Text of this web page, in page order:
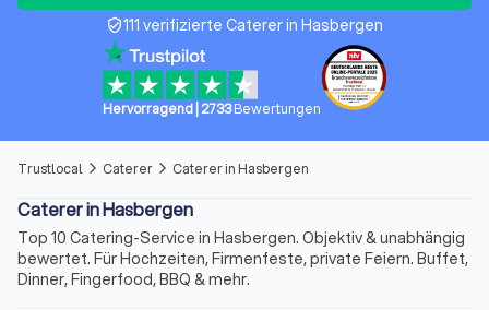
verified_user111 verifizierte Caterer in Hasbergen
Hervorragend| 2733 Bewertungen
Trustlocal arrow_forward_ios Caterer arrow_forward_ios Caterer in Hasbergen
Caterer in Hasbergen
Top 10 Catering-Service in Hasbergen. Objektiv & unabhängig
bewertet. Für Hochzeiten, Firmenfeste, private Feiern. Buffet,
Dinner, Fingerfood, BBQ & mehr.